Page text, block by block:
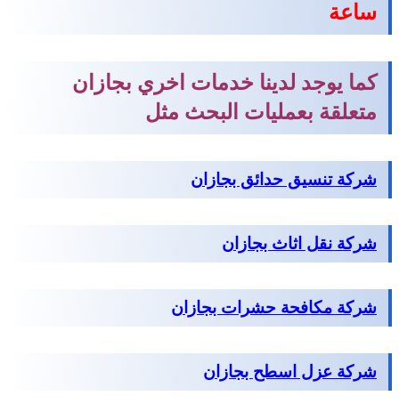
ساعة
كما يوجد لدينا خدمات اخري بجازان
متعلقة بعمليات البحث مثل
شركة تنسيق حدائق بجازان
شركة نقل اثاث بجازان
شركة مكافحة حشرات بجازان
شركة عزل اسطح بجازان